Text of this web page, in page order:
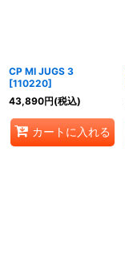
CP MI JUGS 3
[110220]
43,890円(税込)
カートに入れる